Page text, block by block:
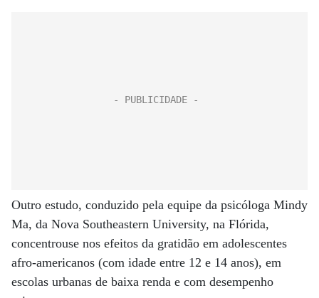
Outro estudo, conduzido pela equipe da psicóloga Mindy
Ma, da Nova Southeastern University, na Flórida,
concentrouse nos efeitos da gratidão em adolescentes
afro-americanos (com idade entre 12 e 14 anos), em
escolas urbanas de baixa renda e com desempenho